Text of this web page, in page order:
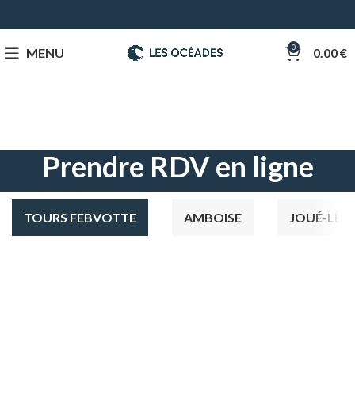
MENU 0 0.00€
Prendre RDV en ligne
TOURS FEBVOTTE AMBOISE JOUÉ-